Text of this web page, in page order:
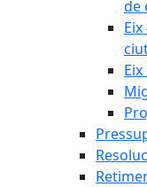
de